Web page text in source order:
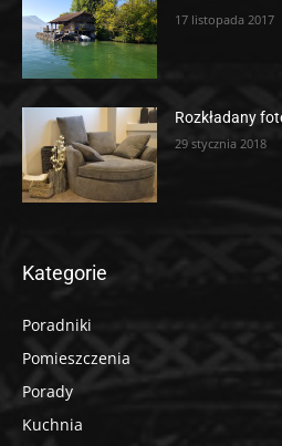
17 listopada 2017
Rozkładany
29 stycznia 2018
Kategorie
Poradniki
Pomieszczenia
Porady
Kuchnia